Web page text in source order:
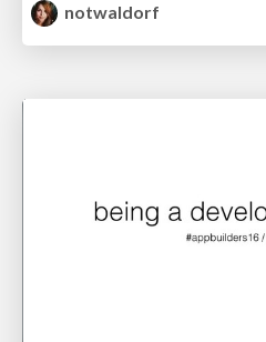
notwaldorf